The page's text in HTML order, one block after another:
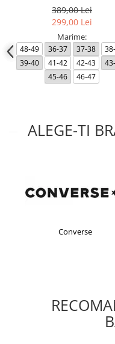
389,00 Lei
299,00 Lei
Marime:
48-49 36-37 37-38
39-40
41-42 42-43
45-46
46-47
ALEGE-TI
Converse